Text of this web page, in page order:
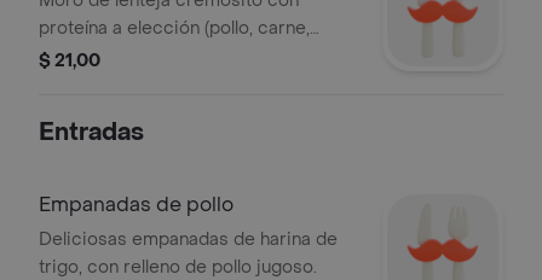
proteína a elección (pollo, carne,
chuleta, hígado) más dos bebidas
$ 21,00
Entradas
Empanadas de pollo
Deliciosas empanadas de harina de
trigo, con relleno de pollo jugoso.